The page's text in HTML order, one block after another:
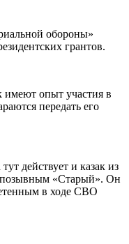
обороны»
грантов.
имеют опыт участия в
передать его
действует и казак из
позывным «Старый». Он
в ходе СВО